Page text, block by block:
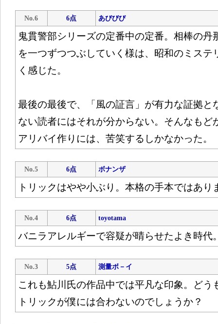
No.6 6点 あびびび
鬼貫警部シリーズの定番中の定番。相棒の丹
を一つずつつぶしていく様は、昭和のミステ
く感じた。
最後の最後で、「風の証言」が有力な証拠と
ない読者にはそれが分からない。そんなもど
アリバイ作りには、苦笑するしかなかった。
No.5 6点 ボナンザ
トリックはやや小ぶり。本格の手本ではあり
No.4 6点 toyotama
バニラアレルギーで容疑が晴らせたよき時代
No.3 5点 測量ボ－イ
これも鮎川氏の作品中では平凡な印象。どう
トリックが僕には合わないのでしょうか？